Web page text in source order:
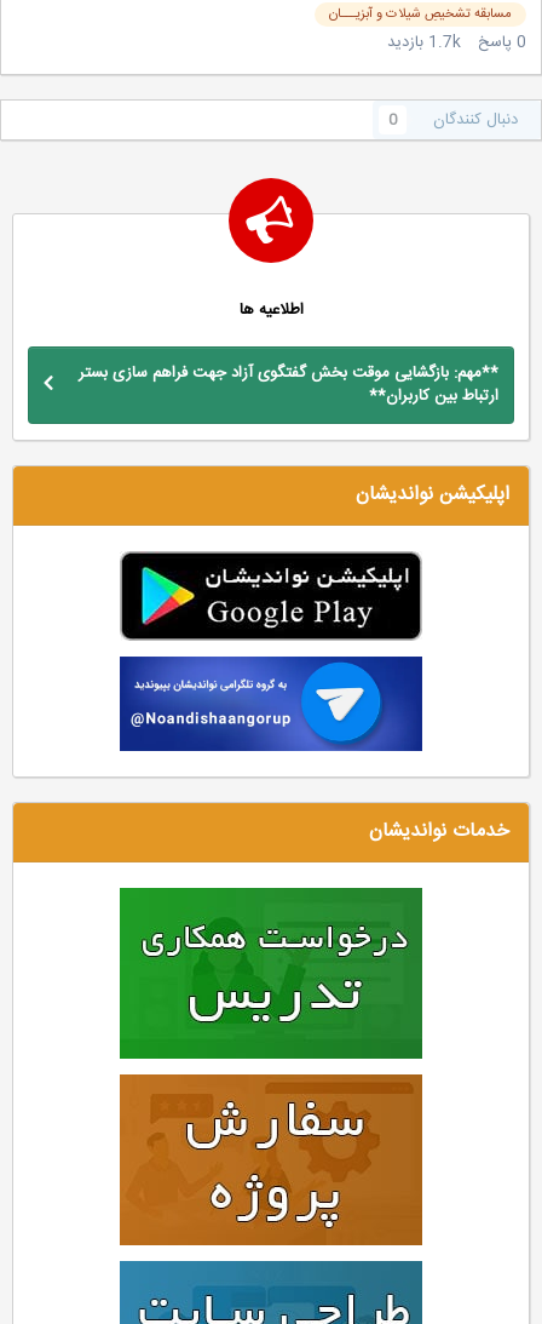
مسابقه تشخیصِ شیلات و آبزیـــان
0پاسخ 1.7k بازدید
دنبال کنندگان 0
اطلاعیه ها
**مهم: بازگشایی موقت بخش گفتگوی آزاد جهت فراهم سازی بستر
ارتباط بین کاربران**
اپلیکیشن نواندیشان
خدمات نواندیشان